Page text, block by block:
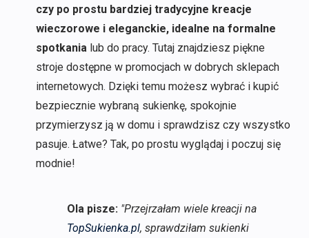
czy po prostu bardziej tradycyjne kreacje
wieczorowe i eleganckie, idealne na formalne
spotkania lub do pracy. Tutaj znajdziesz piękne
stroje dostępne w promocjach w dobrych sklepach
internetowych. Dzięki temu możesz wybrać i kupić
bezpiecznie wybraną sukienkę, spokojnie
przymierzysz ją w domu i sprawdzisz czy wszystko
pasuje. Łatwe? Tak, po prostu wyglądaj i poczuj się
modnie!
Ola pisze: "Przejrzałam wiele kreacji na
TopSukienka.pl, sprawdziłam sukienki